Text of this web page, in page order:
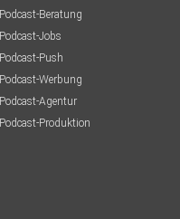
Podcast-Beratung
Podcast-Jobs
Podcast-Push
Podcast-Werbung
Podcast-Agentur
Podcast-Produktion